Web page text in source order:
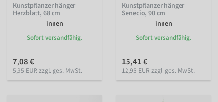
Kunstpflanzenhänger
Herzblatt, 68 cm
innen
Sofort versandfähig.
7,08 €
5,95 EUR zzgl. ges. MwSt.
Kunstpflanzenhänger
Senecio, 90 cm
innen
Sofort versandfähig.
15,41 €
12,95 EUR zzgl. ges. MwSt.